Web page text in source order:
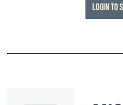
Login to